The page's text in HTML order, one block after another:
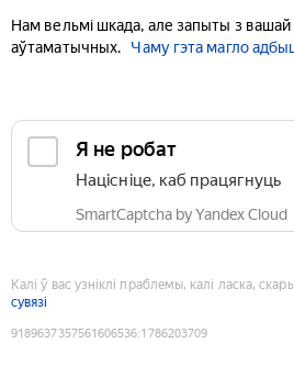
Нам вельмі шкада, але запыты з
аўтаматычных.
Чаму гэта магло
Я не робат
Націсніце, каб працягнуць
SmartCaptcha by Yandex Cloud
Калі ў вас узніклі праблемы, калі ласка,
сувязі
9189637357561606536:1786203709